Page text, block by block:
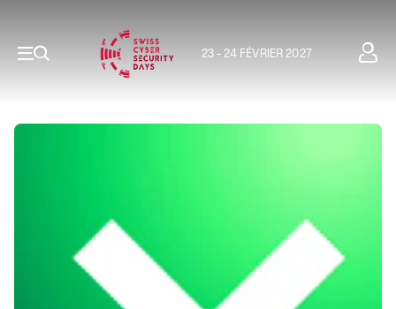
23 - 24 FÉVRIER 2027